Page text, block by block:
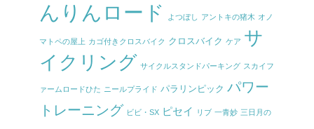
んりんロード
よつぼし アントキの猪木 オノ
マトペの屋上 カゴ付きクロスバイク クロスバイク ケア サ
イクリング サイクルスタンドパーキング スカイフ
ァームロードひた ニールプライド パラリンピック パワー
トレーニング ビビ・SX ピセイ リブ 一青妙 三日月の